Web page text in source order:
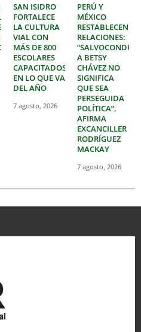
SAN ISIDRO
FORTALECE
LA CULTURA
VIAL CON
MÁS DE 800
ESCOLARES
CAPACITADOS
EN LO QUE VA
DEL AÑO
7 agosto, 2026
PERÚ Y
MÉXICO
RESTABLECEN
RELACIONES:
A BETSY
CHÁVEZ NO
SIGNIFICA
QUE SEA
PERSEGUIDA
POLÍTICA”,
AFIRMA
EXCANCILLER
RODRÍGUEZ
MACKAY
7 agosto, 2026